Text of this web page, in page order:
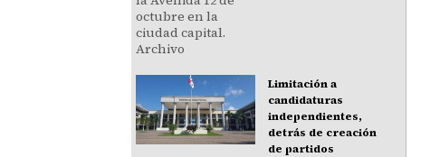
Limitación a
candidaturas
independientes,
detrás de creación
de partidos